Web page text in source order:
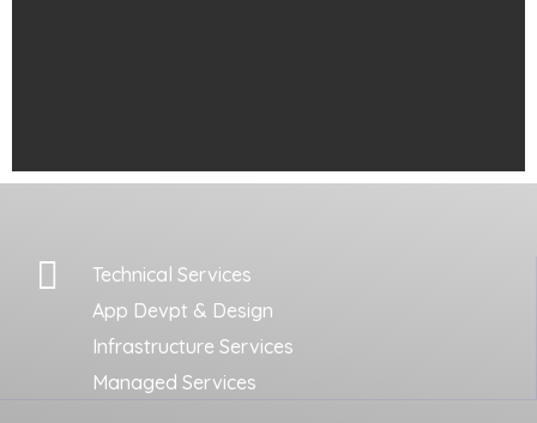

Technical Services
App Devpt & Design
Infrastructure Services
Managed Services